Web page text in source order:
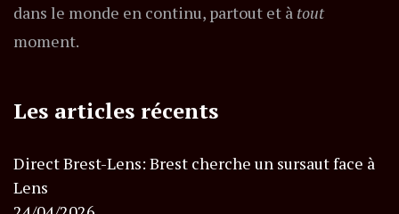
dans le monde en continu, partout et à tout
moment.
Les articles récents
Direct Brest-Lens: Brest cherche un sursaut face à
Lens